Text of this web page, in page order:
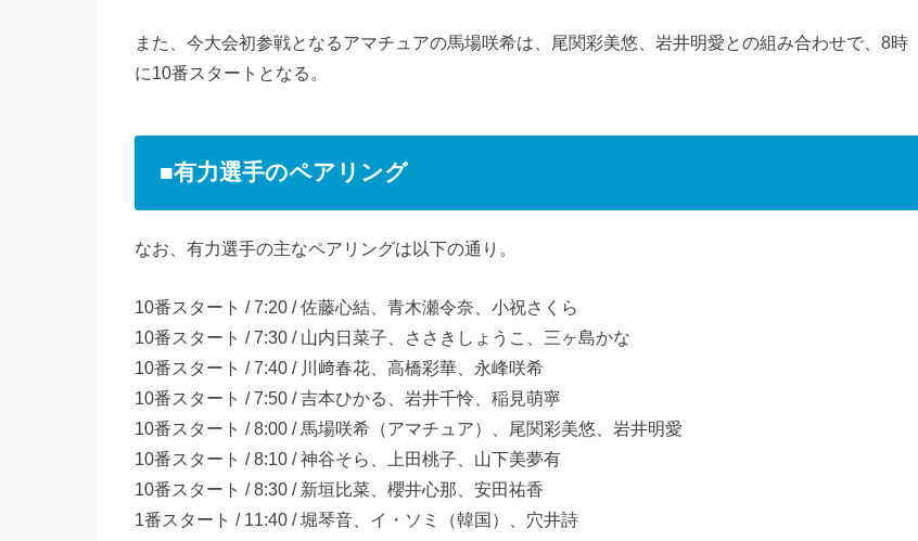
また、今大会初参戦となるアマチュアの馬場咲希は、尾関彩美悠、岩井明愛との組み合わせで、8時
に10番スタートとなる。
■有力選手のペアリング
なお、有力選手の主なペアリングは以下の通り。
10番スタート / 7:20 / 佐藤心結、青木瀬令奈、小祝さくら
10番スタート / 7:30 / 山内日菜子、ささきしょうこ、三ヶ島かな
10番スタート / 7:40 / 川﨑春花、高橋彩華、永峰咲希
10番スタート / 7:50 / 吉本ひかる、岩井千怜、稲見萌寧
10番スタート / 8:00 / 馬場咲希（アマチュア）、尾関彩美悠、岩井明愛
10番スタート / 8:10 / 神谷そら、上田桃子、山下美夢有
10番スタート / 8:30 / 新垣比菜、櫻井心那、安田祐香
1番スタート / 11:40 / 堀琴音、イ・ソミ（韓国）、穴井詩